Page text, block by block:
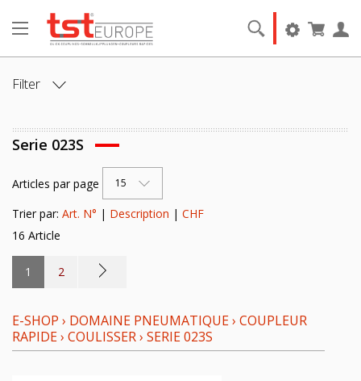
Filter
NENNWEITE [DN]:
DICHTELEMENT:
GRUNDMATERIAL:
Serie 023S
Articles par page 15
Trier par: Art. N° | Description | CHF
16 Article
1 2
E-SHOP › DOMAINE PNEUMATIQUE› COUPLEUR
RAPIDE› COULISSER› SERIE 023S